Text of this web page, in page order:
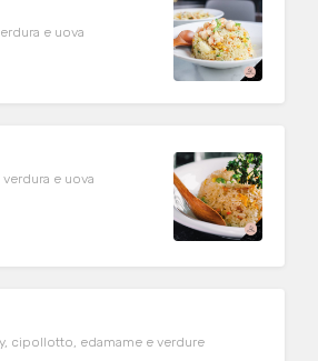
e uova
e uova
cipollotto, edamame e verdure